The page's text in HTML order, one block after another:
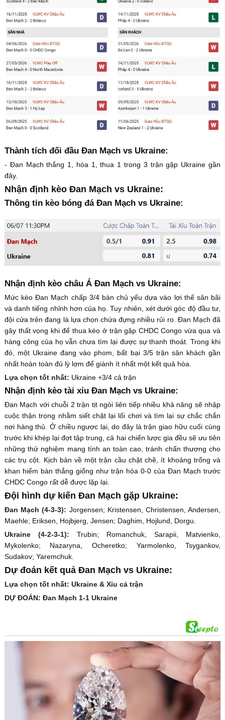
Thành tích đối đầu Đan Mạch vs Ukraine:
- Đan Mạch thắng 1, hòa 1, thua 1 trong 3 trận gặp Ukraine gần
đây.
Nhận định kèo Đan Mạch vs Ukraine:
Thông tin kèo bóng đá Đan Mạch vs Ukraine:
Nhận định kèo châu Á Đan Mạch vs Ukraine:
Mức kèo Đan Mạch chấp 3/4 bàn chủ yếu dựa vào lợi thế sân bãi
và danh tiếng nhỉnh hơn của họ. Tuy nhiên, xét dưới góc độ đầu tư,
đội cửa trên đang là lựa chọn chứa đựng nhiều rủi ro. Đan Mạch đã
gây thất vọng khi để thua kèo ở trận gặp CHDC Congo vừa qua và
hàng công của họ vẫn chưa tìm lại được sự thanh thoát. Trong khi
đó, một Ukraine đang vào phom, bất bại 3/5 trận sân khách gần
nhất hoàn toàn đủ lỳ lợm để giành ít nhất một kết quả hòa.
Lựa chọn tốt nhất: Ukraine +3/4 cả trận
Nhận định kèo tài xỉu Đan Mạch vs Ukraine:
Đan Mạch với chuỗi 2 trận tịt ngòi liên tiếp nhiều khả năng sẽ nhập
cuộc thận trọng nhằm siết chặt lại lối chơi và tìm lại sự chắc chắn
nơi hàng thủ. Ở chiều ngược lại, do đây là trận giao hữu cuối cùng
trước khi khép lại đợt tập trung, cả hai chiến lược gia đều sẽ ưu tiên
những thử nghiệm mang tính an toàn cao, tránh chấn thương cho
các trụ cột. Kịch bản về một trận cầu chặt chẽ, ít khoảng trống và
khan hiếm bàn thắng giống như trận hòa 0-0 của Đan Mạch trước
CHDC Congo rất dễ được lặp lại.
Đội hình dự kiến Đan Mạch gặp Ukraine:
Đan Mạch (4-3-3): Jorgensen; Kristensen, Christensen, Andersen,
Maehle; Eriksen, Hojbjerg, Jensen; Daghim, Hojlund, Dorgu.
Ukraine (4-2-3-1): Trubin; Romanchuk, Sarapii, Matvienko,
Mykolenko; Nazaryna, Ocheretko; Yarmolenko, Tsygankov,
Sudakov; Yaremchuk.
Dự đoán kết quả Đan Mạch vs Ukraine:
Lựa chọn tốt nhất: Ukraine & Xỉu cả trận
DỰ ĐOÁN: Đan Mạch 1-1 Ukraine